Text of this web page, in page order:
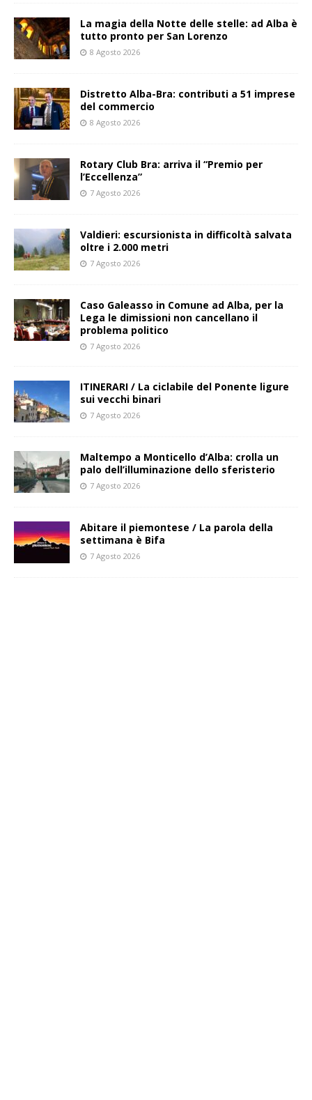
La magia della Notte delle stelle: ad Alba è
tutto pronto per San Lorenzo
8 Agosto 2026
Distretto Alba-Bra: contributi a 51 imprese
del commercio
8 Agosto 2026
Rotary Club Bra: arriva il “Premio per
l’Eccellenza”
7 Agosto 2026
Valdieri: escursionista in difficoltà salvata
oltre i 2.000 metri
7 Agosto 2026
Caso Galeasso in Comune ad Alba, per la
Lega le dimissioni non cancellano il
problema politico
7 Agosto 2026
ITINERARI / La ciclabile del Ponente ligure
sui vecchi binari
7 Agosto 2026
Maltempo a Monticello d’Alba: crolla un
palo dell’illuminazione dello sferisterio
7 Agosto 2026
Abitare il piemontese / La parola della
settimana è Bifa
7 Agosto 2026